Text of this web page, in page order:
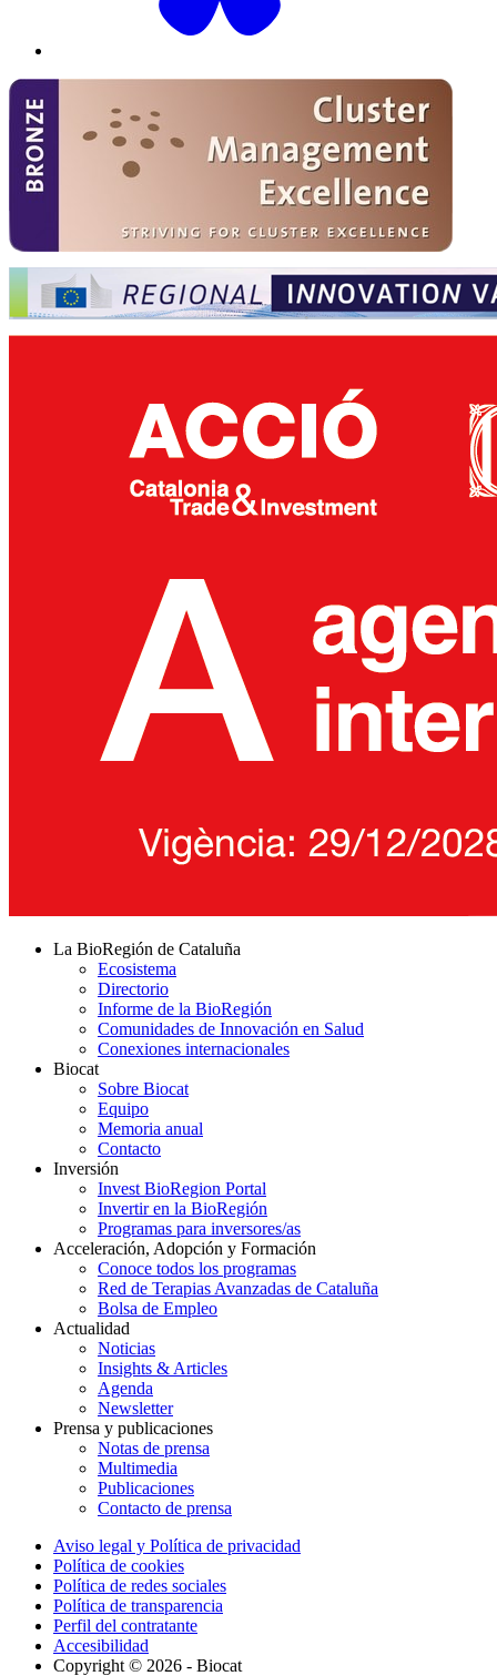
La BioRegión de Cataluña
Ecosistema
Directorio
Informe de la BioRegión
Comunidades de Innovación en Salud
Conexiones internacionales
Biocat
Sobre Biocat
Equipo
Memoria anual
Contacto
Inversión
Invest BioRegion Portal
Invertir en la BioRegión
Programas para inversores/as
Acceleración, Adopción y Formación
Conoce todos los programas
Red de Terapias Avanzadas de Cataluña
Bolsa de Empleo
Actualidad
Noticias
Insights & Articles
Agenda
Newsletter
Prensa y publicaciones
Notas de prensa
Multimedia
Publicaciones
Contacto de prensa
Aviso legal y Política de privacidad
Política de cookies
Política de redes sociales
Política de transparencia
Perfil del contratante
Accesibilidad
Copyright © 2026 - Biocat